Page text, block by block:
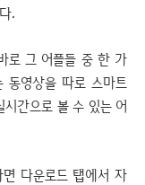
.
로 그 어플들 중 한 가
동영상을 따로 스마트
간으로 볼 수 있는 어
다운로드 탭에서 자